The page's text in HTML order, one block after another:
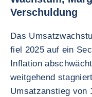
Verschuldung
Das
fiel 2025 auf ein
Inflation
weitgehend
Umsatzanstieg von